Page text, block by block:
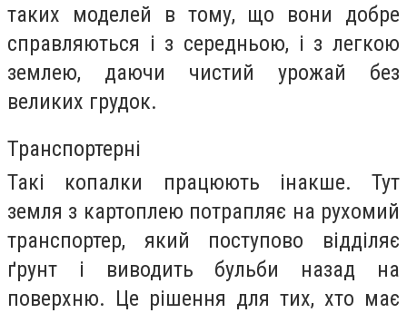
таких моделей в тому, що вони добре
справляються і з середньою, і з легкою
землею, даючи чистий урожай без
великих грудок.
Транспортерні
Такі копалки працюють інакше. Тут
земля з картоплею потрапляє на рухомий
транспортер, який поступово відділяє
ґрунт і виводить бульби назад на
поверхню. Це рішення для тих, хто має